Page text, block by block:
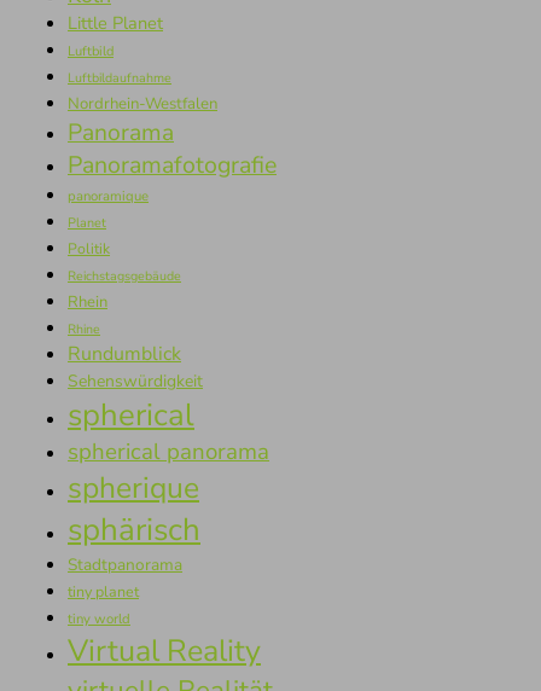
Little Planet
Luftbild
Luftbildaufnahme
Nordrhein-Westfalen
Panorama
Panoramafotografie
panoramique
Planet
Politik
Reichstagsgebäude
Rhein
Rhine
Rundumblick
Sehenswürdigkeit
spherical
spherical panorama
spherique
sphärisch
Stadtpanorama
tiny planet
tiny world
Virtual Reality